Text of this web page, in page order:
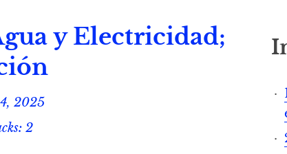
y Electricidad;
2025
2